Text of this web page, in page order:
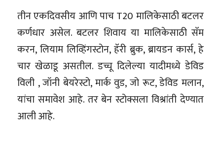
तीन एकदिवसीय आणि पाच T20 मालिकेसाठी बटलर
कर्णधार असेल. बटलर शिवाय या मालिकेसाठी सॅम
करन, लियाम लिव्हिंगस्टोन, हॅरी ब्रुक, ब्रायडन कार्स, हे
चार खेळाडू असतील. डच्चू दिलेल्या यादीमध्ये डेविड
विली , जॉनी बेयरेस्टो, मार्क वुड, जो रूट, डेविड मलान,
यांचा समावेश आहे. तर बेन स्टोक्सला विश्रांती देण्यात
आली आहे.